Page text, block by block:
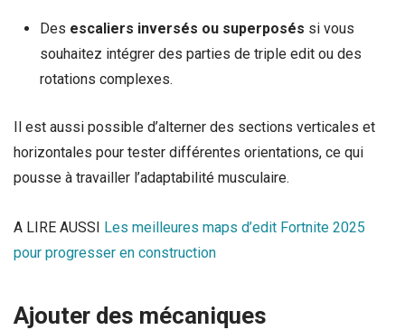
Des escaliers inversés ou superposés si vous
souhaitez intégrer des parties de triple edit ou des
rotations complexes.
Il est aussi possible d’alterner des sections verticales et
horizontales pour tester différentes orientations, ce qui
pousse à travailler l’adaptabilité musculaire.
A LIRE AUSSI
Les meilleures maps d’edit Fortnite 2025
pour progresser en construction
Ajouter des mécaniques